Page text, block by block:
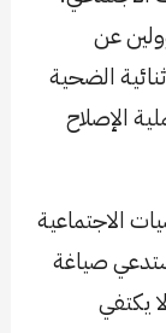
عن
الضحية
الإصلاح
الاجتماعية
صياغة
يكتفي